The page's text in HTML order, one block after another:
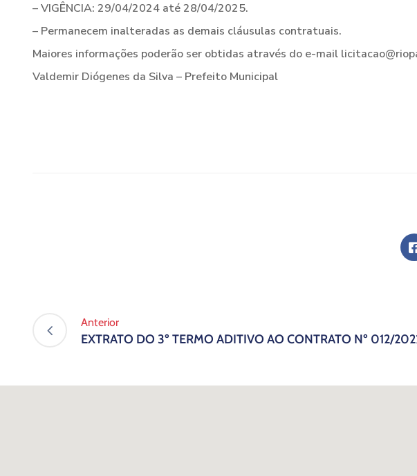
– VIGÊNCIA: 29/04/2024 até 28/04/2025.
– Permanecem inalteradas as demais cláusulas contratuais.
Maiores informações poderão ser obtidas através do e-mail
Valdemir Diógenes da Silva – Prefeito Municipal
Anterior
EXTRATO DO 3º TERMO ADITIVO AO CONTRATO Nº 012/